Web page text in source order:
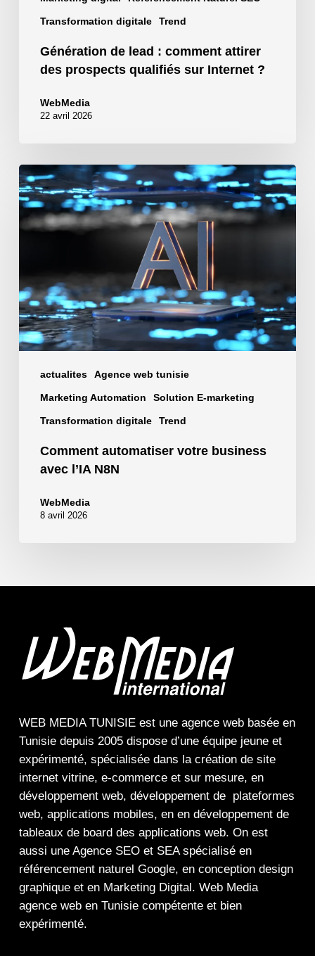
Transformation digitale Trend
Internet
Génération de lead : comment attirer
des prospects qualifiés sur Internet ?
WebMedia
22 avril 2026
actualites Agence web tunisie
Marketing Automation Solution E-marketing
Transformation digitale Trend
Comment
automatiser
votre
business
N8N
Comment automatiser votre business
avec l’IA N8N
WebMedia
8 avril 2026
WEB MEDIA TUNISIEest une agence webbasée en
Tunisie depuis 2005 dispose d’une équipe jeune et
expérimenté, spécialisée dans la création de site
internet vitrine, e-commerceet sur mesure, en
développement web, développement de plateformes
web, applications mobiles, en en développement de
tableaux de boarddes applications web. On est
aussi une Agence SEOet SEAspécialisé en
référencement naturel Google, en conception design
graphiqueet en Marketing Digital. Web Media
agence web en Tunisie compétente et bien
expérimenté.